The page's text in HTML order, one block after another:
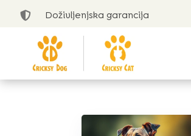
 Doživljenjska garancija